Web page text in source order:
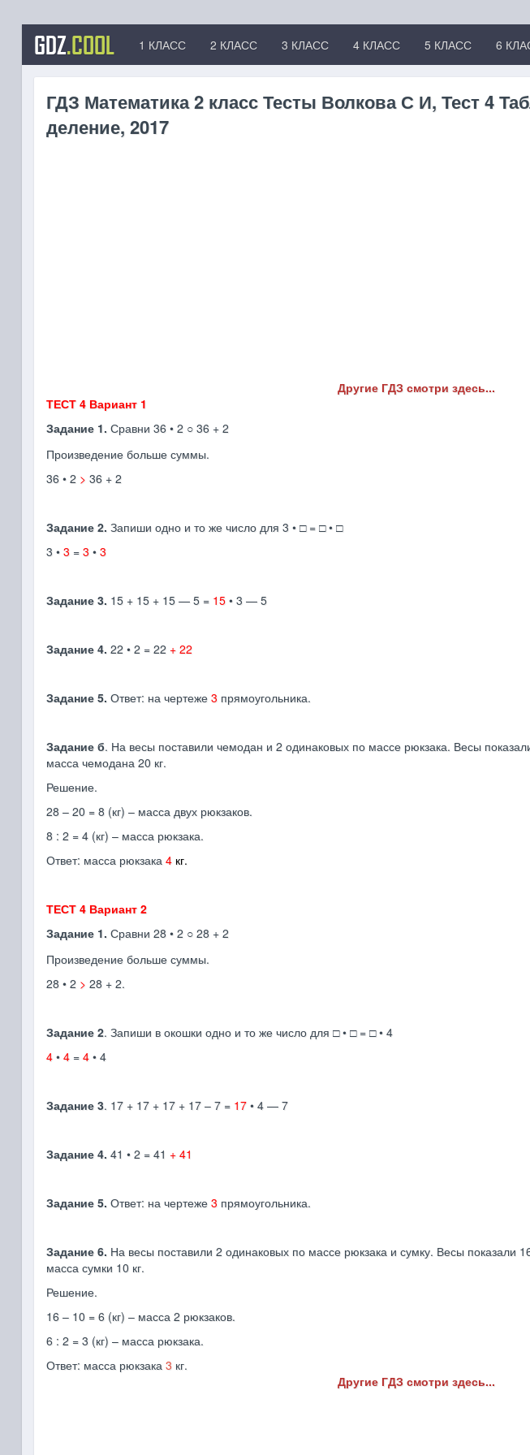
GDZ.COOL 1 КЛАСС 2 КЛАСС 3 КЛАСС 4 КЛАСС 5 КЛАСС 6
ГДЗ Математика 2 класс Тесты Волкова С И, Тест 4
деление, 2017
Другие ГДЗ смотри здесь...
ТЕСТ 4 Вариант 1
Задание 1. Сравни 36 • 2 ○36 + 2
Произведение больше суммы.
36 • 2 > 36 + 2
Задание 2. Запиши одно и то же число для 3 • □ = □ • □
3 • 3 = 3 • 3
Задание 3. 15 + 15 + 15 — 5 = 15• 3 — 5
Задание 4. 22 • 2 = 22 + 22
Задание 5. Ответ: на чертеже 3 прямоугольника.
Задание б. На весы поставили чемодан и 2 одинаковых по массе рюкзака. Весы
масса чемодана 20 кг.
Решение.
28 – 20 = 8 (кг) – масса двух рюкзаков.
8 : 2 = 4 (кг) – масса рюкзака.
Ответ: масса рюкзака4кг.
ТЕСТ 4 Вариант 2
Задание 1. Сравни 28 • 2 ○28 + 2
Произведение больше суммы.
28 • 2 > 28 + 2.
Задание 2. Запиши в окошки одно и то же число для □ • □ = □ • 4
4• 4= 4• 4
Задание 3. 17 + 17 + 17 + 17 – 7 = 17• 4 — 7
Задание 4. 41 • 2 = 41 + 41
Задание 5. Ответ: на чертеже 3 прямоугольника.
Задание 6. На весы поставили 2 одинаковых по массе рюкза­ка и сумку. Весы показали
масса сумки 10 кг.
Решение.
16 – 10 = 6 (кг) – масса 2 рюкзаков.
6 : 2 = 3 (кг) – масса рюкзака.
Ответ: масса рюкзака 3 кг.
Другие ГДЗ смотри здесь...